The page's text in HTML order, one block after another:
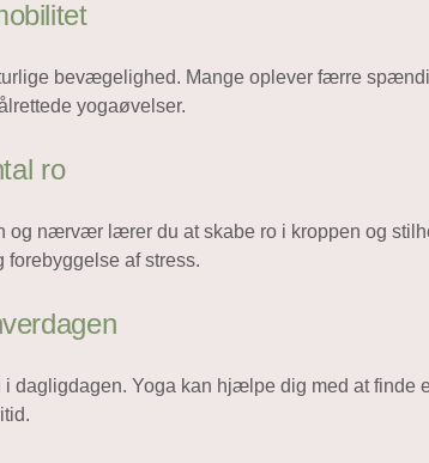
bevægelighed. Mange oplever færre
yogaøvelser.
ro
og nærvær lærer du at skabe ro i kroppen og
af stress.
dagligdagen. Yoga kan hjælpe dig med at finde